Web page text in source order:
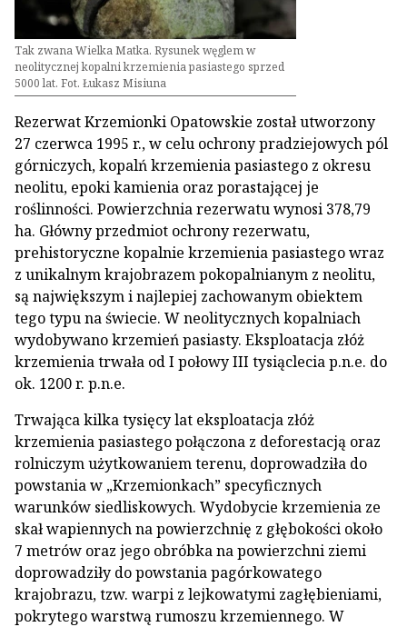
Tak zwana Wielka Matka. Rysunek węglem w
neolitycznej kopalni krzemienia pasiastego sprzed
5000 lat. Fot. Łukasz Misiuna
Rezerwat Krzemionki Opatowskie został utworzony
27 czerwca 1995 r., w celu ochrony pradziejowych pól
górniczych, kopalń krzemienia pasiastego z okresu
neolitu, epoki kamienia oraz porastającej je
roślinności. Powierzchnia rezerwatu wynosi 378,79
ha. Główny przedmiot ochrony rezerwatu,
prehistoryczne kopalnie krzemienia pasiastego wraz
z unikalnym krajobrazem pokopalnianym z neolitu,
są największym i najlepiej zachowanym obiektem
tego typu na świecie. W neolitycznych kopalniach
wydobywano krzemień pasiasty. Eksploatacja złóż
krzemienia trwała od I połowy III tysiąclecia p.n.e. do
ok. 1200 r. p.n.e.
Trwająca kilka tysięcy lat eksploatacja złóż
krzemienia pasiastego połączona z deforestacją oraz
rolniczym użytkowaniem terenu, doprowadziła do
powstania w „Krzemionkach” specyficznych
warunków siedliskowych. Wydobycie krzemienia ze
skał wapiennych na powierzchnię z głębokości około
7 metrów oraz jego obróbka na powierzchni ziemi
doprowadziły do powstania pagórkowatego
krajobrazu, tzw. warpi z lejkowatymi zagłębieniami,
pokrytego warstwą rumoszu krzemiennego. W